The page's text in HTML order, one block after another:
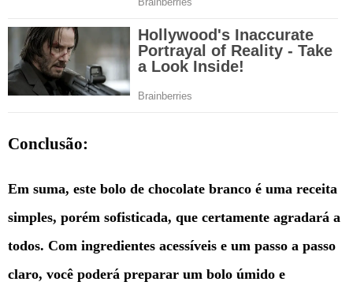
Conclusão:
Em suma, este bolo de chocolate branco é uma receita
simples, porém sofisticada, que certamente agradará a
todos. Com ingredientes acessíveis e um passo a passo
claro, você poderá preparar um bolo úmido e